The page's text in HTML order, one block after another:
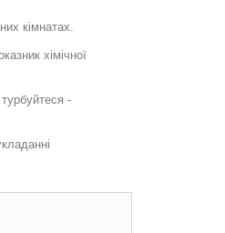
кімнатах.
хімічної
-